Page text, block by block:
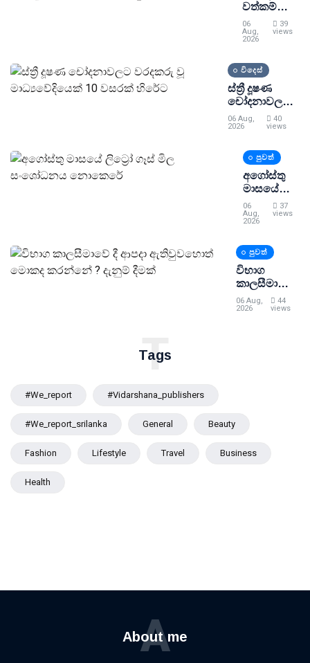
වත්කම්
බැරකම්
ප්‍රකාශන
තවදුරටත්
ඉඩ
06
Aug,
2026
39
views
විදෙස්
ස්ත්‍රී දූෂණ
චෝදනාවලට
වරදකරු වූ
මාධ්‍යවේදියෙක්
හිරේට
06 Aug,
2026
40
views
පුවත්
අගෝස්තු
මාසයේ
ලිට්‍රෝ ගෑස්
මිල
06
Aug,
2026
37
views
පුවත්
විභාග
කාලසීමාවේ
දී ආපදා
ඇතිවුවහොත්
06 Aug,
2026
44
views
Tags
T
#we_report #vidarshana_publishers
#we_report_srilanka General Beauty
Fashion Lifestyle Travel Business
Health
About me
A